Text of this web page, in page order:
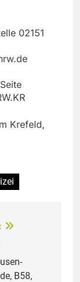
02151
Krefeld,
B58,